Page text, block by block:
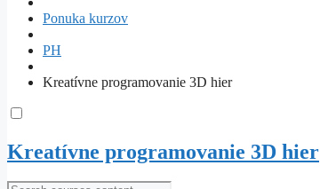
Ponuka kurzov
PH
Kreatívne programovanie 3D hier
Kreatívne programovanie 3D hier